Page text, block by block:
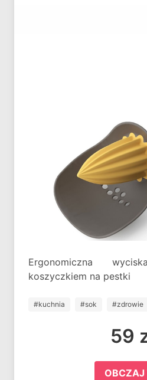
Ergonomiczna
koszyczkiem na pestki
#kuchnia #sok #zdrowie
59
OBCZAJ